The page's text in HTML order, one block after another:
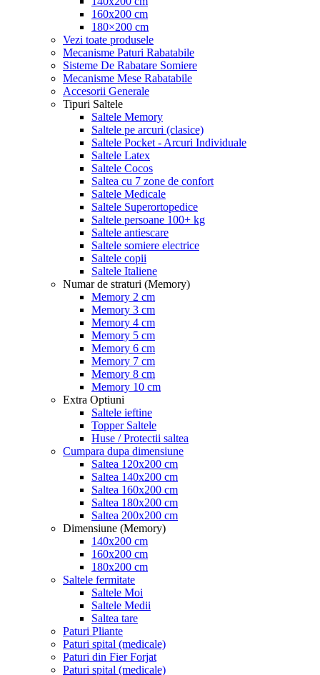
160x200 cm
180×200 cm
Vezi toate produsele
Mecanisme Paturi Rabatabile
Sisteme De Rabatare Somiere
Mecanisme Mese Rabatabile
Accesorii Generale
Tipuri Saltele
Saltele Memory
Saltele pe arcuri (clasice)
Saltele Pocket - Arcuri Individuale
Saltele Latex
Saltele Cocos
Saltea cu 7 zone de confort
Saltele Medicale
Saltele Superortopedice
Saltele persoane 100+ kg
Saltele antiescare
Saltele somiere electrice
Saltele copii
Saltele Italiene
Numar de straturi (Memory)
Memory 2 cm
Memory 3 cm
Memory 4 cm
Memory 5 cm
Memory 6 cm
Memory 7 cm
Memory 8 cm
Memory 10 cm
Extra Optiuni
Saltele ieftine
Topper Saltele
Huse / Protectii saltea
Cumpara dupa dimensiune
Saltea 120x200 cm
Saltea 140x200 cm
Saltea 160x200 cm
Saltea 180x200 cm
Saltea 200x200 cm
Dimensiune (Memory)
140x200 cm
160x200 cm
180x200 cm
Saltele fermitate
Saltele Moi
Saltele Medii
Saltea tare
Paturi Pliante
Paturi spital (medicale)
Paturi din Fier Forjat
Paturi spital (medicale)